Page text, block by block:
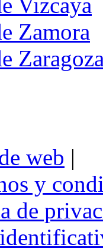
Zamora
Zaragoza
web |
y
de